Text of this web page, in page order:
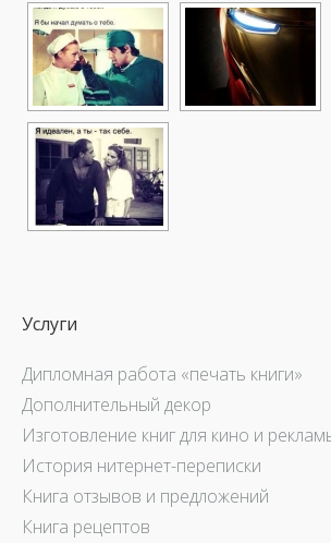
Услуги
Дипломная работа «печать книги»
Дополнительный декор
Изготовление книг для кино и
История нитернет-переписки
Книга отзывов и предложений
Книга рецептов